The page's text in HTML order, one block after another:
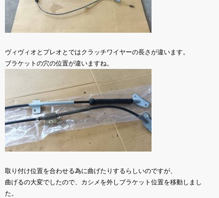
ヴィヴィオとプレオとではクラッチワイヤーの長さが違います。
ブラケットの穴の位置が違いますね。
取り付け位置を合わせる為に曲げたりするらしいのですが、
曲げるの大変でしたので、カシメを外しブラケット位置を移動しまし
た。